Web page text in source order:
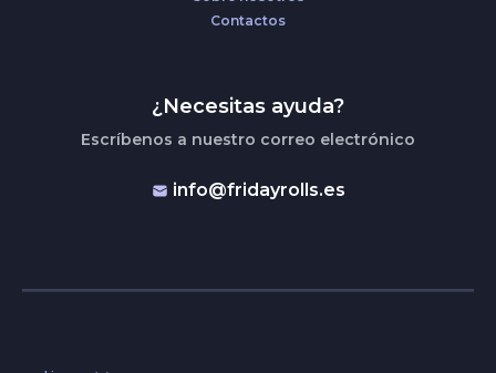
Contactos
¿Necesitas ayuda?
Escríbenos a nuestro correo electrónico
info@fridayrolls.es